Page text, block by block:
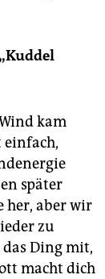
kam
einfach,
später
her, aber wir
zu
Ding mit,
macht dich